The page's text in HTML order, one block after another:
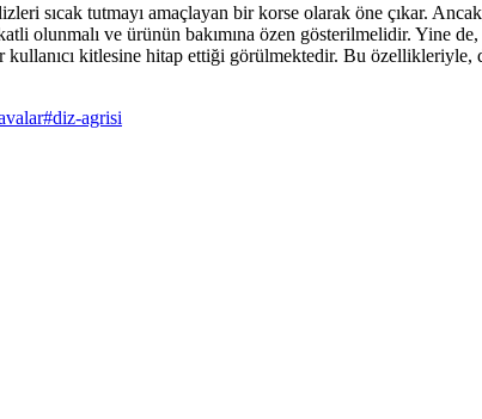
sıcak tutmayı amaçlayan bir korse olarak öne çıkar.
ve ürünün bakımına özen gösterilmelidir. Yine de,
kitlesine hitap ettiği görülmektedir. Bu
#diz-agrisi